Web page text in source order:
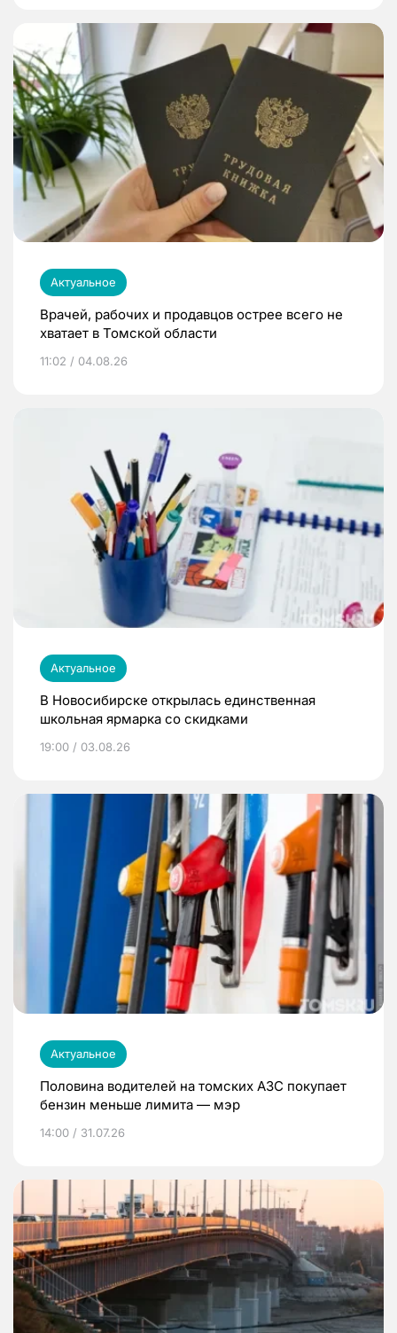
Актуальное
Врачей, рабочих и продавцов острее всего не
хватает в Томской области
11:02 / 04.08.26
Актуальное
В Новосибирске открылась единственная
школьная ярмарка со скидками
19:00 / 03.08.26
Актуальное
Половина водителей на томских АЗС покупает
бензин меньше лимита — мэр
14:00 / 31.07.26